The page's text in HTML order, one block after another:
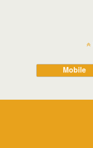
Mobile